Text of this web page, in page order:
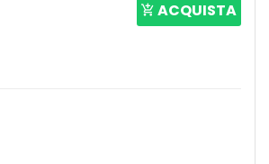
ACQUISTA